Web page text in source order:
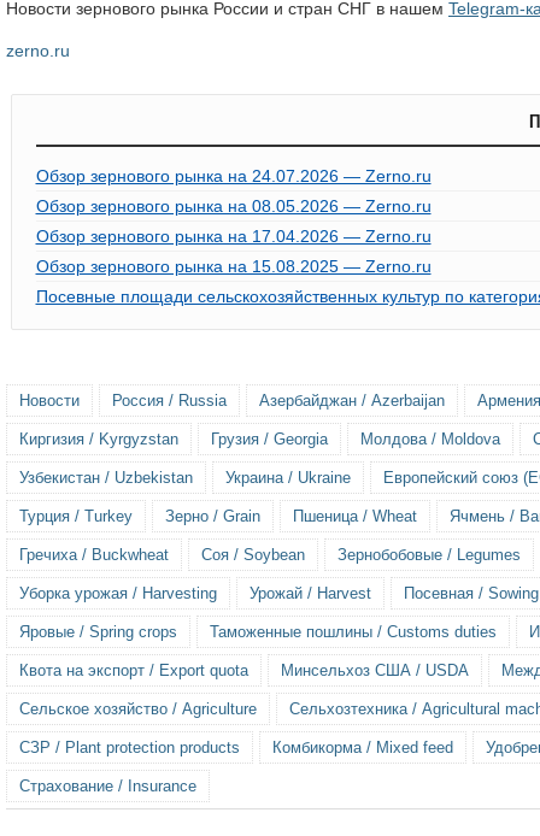
Новости зернового рынка России и стран СНГ в нашем Telegram-
zerno.ru
Обзор зернового рынка на 24.07.2026 — Zerno.ru
Обзор зернового рынка на 08.05.2026 — Zerno.ru
Обзор зернового рынка на 17.04.2026 — Zerno.ru
Обзор зернового рынка на 15.08.2025 — Zerno.ru
Посевные площади сельскохозяйственных культур по
Новости Россия / Russia Азербайджан / Azerbaijan
Киргизия / Kyrgyzstan Грузия / Georgia Молдова / Moldova
Узбекистан / Uzbekistan Украина / Ukraine Европейский союз
Турция / Turkey Зерно / Grain Пшеница / Wheat Ячмень /
Гречиха / Buckwheat Соя / Soybean Зернобобовые / Legumes
Уборка урожая / Harvesting Урожай / Harvest Посевная /
Яровые / Spring crops Таможенные пошлины / Customs duties
Квота на экспорт / Export quota Минсельхоз США / USDA
Сельское хозяйство / Agriculture Сельхозтехника / Agricultural
СЗР / Plant protection products Комбикорма / Mixed feed
Страхование / Insurance